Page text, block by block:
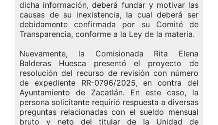
dicha información, deberá fundar y motivar las
causas de su inexistencia, la cual deberá ser
debidamente confirmada por su Comité de
Transparencia, conforme a la Ley de la materia.
Nuevamente, la Comisionada Rita Elena
Balderas Huesca presentó el proyecto de
resolución del recurso de revisión con número
de expediente RR-0796/2025, en contra del
Ayuntamiento de Zacatlán. En este caso, la
persona solicitante requirió respuesta a diversas
preguntas relacionadas con el sueldo mensual
bruto y neto del titular de la Unidad de